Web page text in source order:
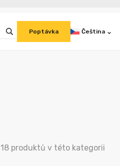
Poptávka Čeština
18 produktů v této kategorii